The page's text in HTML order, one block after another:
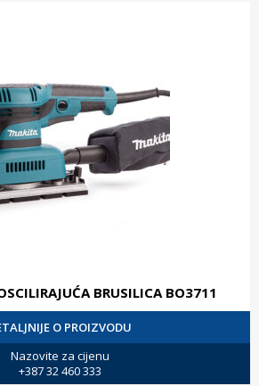
BRUSILICA BO3711
O PROIZVODU
Nazovite za cijenu
+387 32 460 333